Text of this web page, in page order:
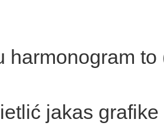
harmonogram
jakas